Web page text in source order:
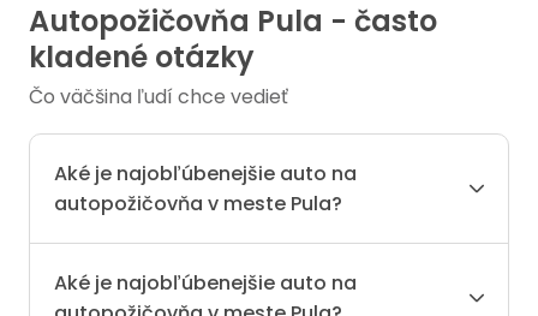
Autopožičovňa Pula - často
kladené otázky
Čo väčšina ľudí chce vedieť
Aké je najobľúbenejšie auto na
autopožičovňa v meste Pula?
Aké je najobľúbenejšie auto na